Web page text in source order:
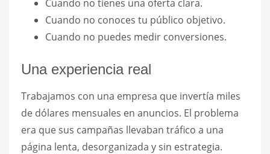
Cuando no tienes una oferta clara.
Cuando no conoces tu público objetivo.
Cuando no puedes medir conversiones.
Una experiencia real
Trabajamos con una empresa que invertía miles
de dólares mensuales en anuncios. El problema
era que sus campañas llevaban tráfico a una
página lenta, desorganizada y sin estrategia.